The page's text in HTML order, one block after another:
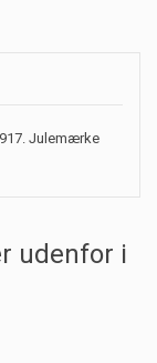
Julemærke
udenfor i